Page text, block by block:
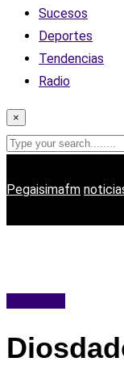
Sucesos
Deportes
Tendencias
Radio
×
Pegaisimafm